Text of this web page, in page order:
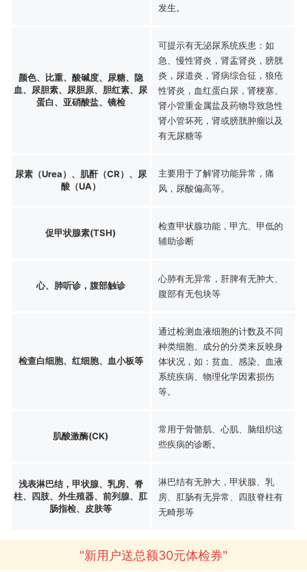
发生。
颜色、比重、酸碱度、尿糖、隐
血、尿胆素、尿胆原、胆红素、尿
蛋白、亚硝酸盐、镜检
可提示有无泌尿系统疾患：如
急、慢性肾炎，肾盂肾炎，膀胱
炎，尿道炎，肾病综合征，狼疮
性肾炎，血红蛋白尿，肾梗塞、
肾小管重金属盐及药物导致急性
肾小管坏死，肾或膀胱肿瘤以及
有无尿糖等
尿素（Urea）、肌酐（CR）、尿
酸（UA）
主要用于了解肾功能异常，痛
风，尿酸偏高等。
促甲状腺素(TSH)
检查甲状腺功能，甲亢、甲低的
辅助诊断
心、肺听诊，腹部触诊
心肺有无异常，肝脾有无肿大、
腹部有无包块等
检查白细胞、红细胞、血小板等
通过检测血液细胞的计数及不同
种类细胞、成分的分类来反映身
体状况，如：贫血、感染、血液
系统疾病、物理化学因素损伤
等。
肌酸激酶(CK)
常用于骨骼肌、心肌、脑组织这
些疾病的诊断。
浅表淋巴结，甲状腺、乳房、脊
柱、四肢、外生殖器、前列腺、肛
肠指检、皮肤等
淋巴结有无肿大，甲状腺、乳
房、肛肠有无异常、四肢脊柱有
无畸形等
"新用户送总额30元体检券"